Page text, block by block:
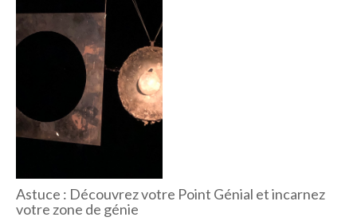
Astuce : Découvrez votre Point Génial et incarnez
votre zone de génie